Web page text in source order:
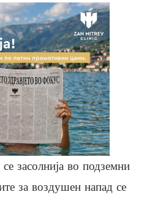
засолнија во подземни
за воздушен напад се